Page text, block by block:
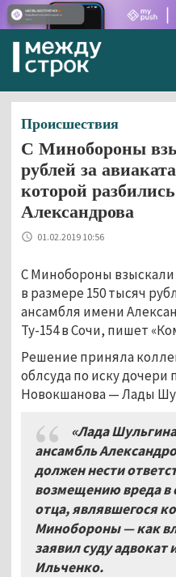
Происшествия
С Минобороны
рублей за
которой
Александрова
01.02.2019 10:56
С Минобороны
в размере 150 тысяч
ансамбля имени
Ту-154 в Сочи, пишет
Решение приняла
облсуда по иску
Новокшанова — Лады
«Лада
ансамбль
должен нести
возмещению вреда в
отца,являвшегося
Минобороны — как
заявил суду адвокат
Ильченко.